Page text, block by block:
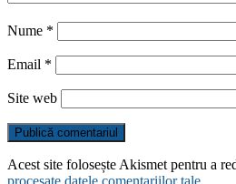
Nume *
Email *
Site web
Acest site folosește Akismet pentru a
procesate datele comentariilor tale.